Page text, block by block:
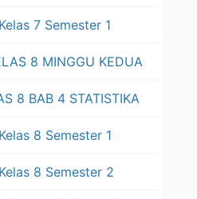
7 Semester 1
8 MINGGU KEDUA
8 BAB 4 STATISTIKA
8 Semester 1
8 Semester 2